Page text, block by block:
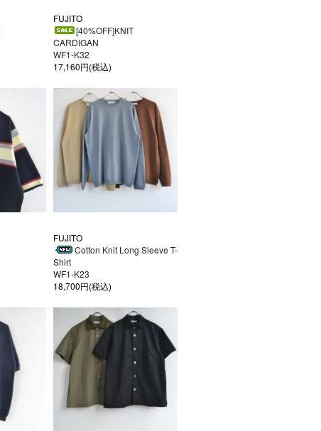
FUJITO
[40%OFF]KNIT
CARDIGAN
WF1-K32
17,160円(税込)
FUJITO
Cotton Knit Long Sleeve T-
Shirt
WF1-K23
18,700円(税込)